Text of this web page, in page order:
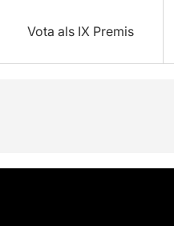
Vota als IX Premis